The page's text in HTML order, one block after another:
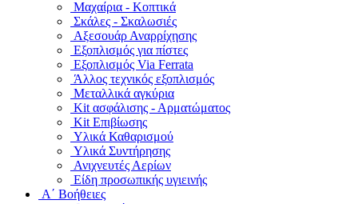
Μαχαίρια - Κοπτικά
Σκάλες - Σκαλωσιές
Αξεσουάρ Αναρρίχησης
Εξοπλισμός για πίστες
Εξοπλισμός Via Ferrata
Άλλος τεχνικός εξοπλισμός
Μεταλλικά αγκύρια
Kit ασφάλισης - Αρματώματος
Kit Επιβίωσης
Υλικά Καθαρισμού
Υλικά Συντήρησης
Ανιχνευτές Αερίων
Είδη προσωπικής υγιεινής
Α΄ Βοήθειες